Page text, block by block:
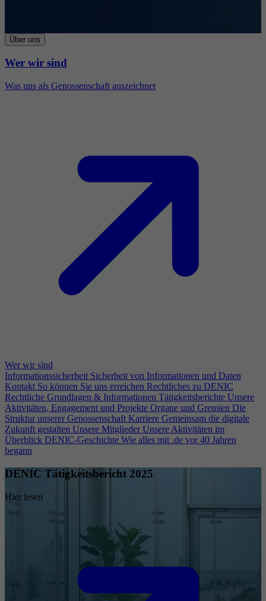
Über uns
Wer wir sind
Was uns als Genossenschaft auszeichnet
Wer wir sind
Informationssicherheit Sicherheit von Informationen und Daten
Kontakt So können Sie uns erreichen Rechtliches zu DENIC
Rechtliche Grundlagen & Informationen Tätigkeitsberichte Unsere
Aktivitäten, Engagement und Projekte Organe und Gremien Die
Struktur unserer Genossenschaft Karriere Gemeinsam die digitale
Zukunft gestalten Unsere Mitglieder Unsere Aktivitäten im
Überblick DENIC-Geschichte Wie alles mit .de vor 40 Jahren
begann
DENIC Tätigkeitsbericht 2025
Hier lesen